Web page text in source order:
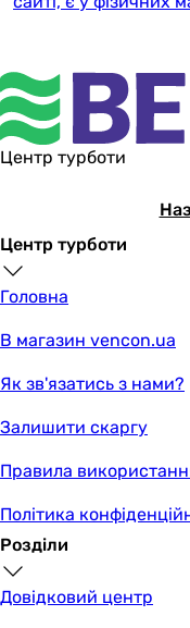
Центр турботи
Центр турботи
Головна
В магазин vencon.ua
Як зв'язатись з нами?
Залишити скаргу
Правила
Політика
Розділи
Довідковий центр